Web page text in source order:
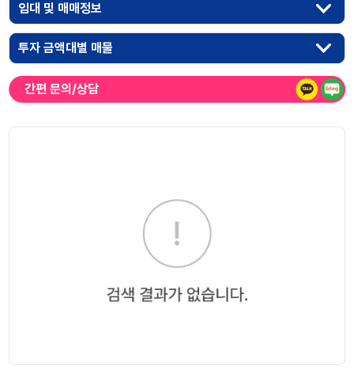
임대 및 매매정보
투자 금액대별 매물
간편 문의/상담